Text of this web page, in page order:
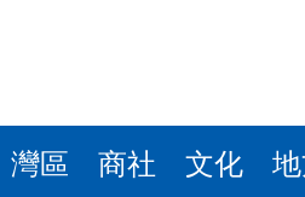
灣區 商社 文化